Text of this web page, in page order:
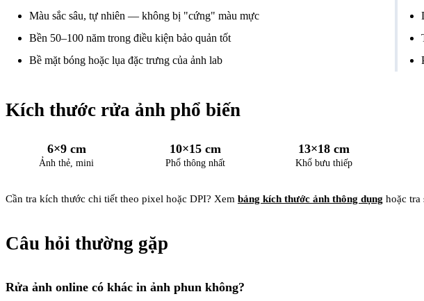
Màu sắc sâu, tự nhiên — không bị "cứng" màu mực
Bền 50–100 năm trong điều kiện bảo quản tốt
Bề mặt bóng hoặc lụa đặc trưng của ảnh lab
Kích thước rửa ảnh phổ biến
6×9 cm
Ảnh thẻ, mini
10×15 cm
Phổ thông nhất
13×18 cm
Khổ bưu thiếp
Cần tra kích thước chi tiết theo pixel hoặc DPI? Xem bảng kích thước ảnh thông dụng hoặc tra
Câu hỏi thường gặp
Rửa ảnh online có khác in ảnh phun không?